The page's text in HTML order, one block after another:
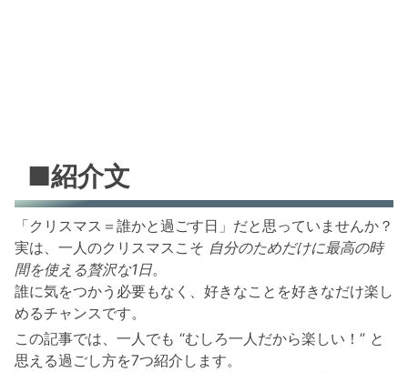
■紹介文
「クリスマス＝誰かと過ごす日」だと思っていませんか？
実は、一人のクリスマスこそ 自分のためだけに最高の時
間を使える贅沢な1日。
誰に気をつかう必要もなく、好きなことを好きなだけ楽し
めるチャンスです。
この記事では、一人でも “むしろ一人だから楽しい！” と
思える過ごし方を7つ紹介します。